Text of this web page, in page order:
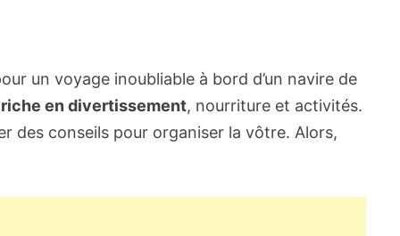
un voyage inoubliable à bord d’un navire de
riche en divertissement, nourriture et activités.
des conseils pour organiser la vôtre. Alors,